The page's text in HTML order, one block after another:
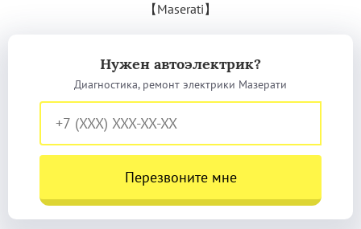
【Maserati】
Нужен автоэлектрик?
Диагностика, ремонт электрики Мазерати
Перезвоните мне